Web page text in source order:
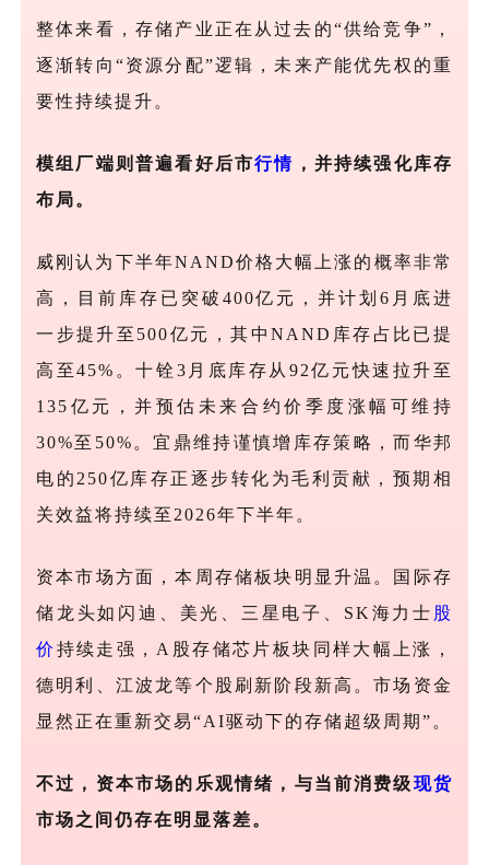
整体来看，存储产业正在从过去的“供给竞争”，
逐渐转向“资源分配”逻辑，未来产能优先权的重
要性持续提升。
模组厂端则普遍看好后市行情 ，并持续强化库存
布局。
威刚认为下半年NAND价格大幅上涨的概率非常
高，目前库存已突破400亿元，并计划6月底进
一步提升至500亿元，其中NAND库存占比已提
高至45%。十铨3月底库存从92亿元快速拉升至
135亿元，并预估未来合约价季度涨幅可维持
30%至50%。宜鼎维持谨慎增库存策略，而华邦
电的250亿库存正逐步转化为毛利贡献，预期相
关效益将持续至2026年下半年。
资本市场方面，本周存储板块明显升温。国际存
储龙头如闪迪、美光、三星电子、 SK海力士 股
价 持续走强，A股存储芯片板块同样大幅上涨，
德明利、江波龙等个股刷新阶段新高。市场资金
显然正在重新交易“AI驱动下的存储超级周期”。
不过，资本市场的乐观情绪，与当前消费级现货
市场之间仍存在明显落差。